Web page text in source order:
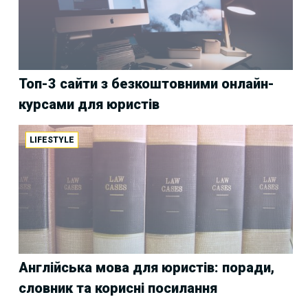
Топ-3 сайти з безкоштовними онлайн-
курсами для юристів
LIFESTYLE
Англійська мова для юристів: поради,
словник та корисні посилання